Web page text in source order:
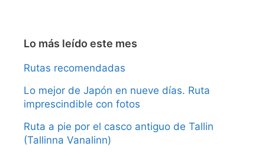
Lo más leído este mes
Rutas recomendadas
Lo mejor de Japón en nueve días. Ruta
imprescindible con fotos
Ruta a pie por el casco antiguo de Tallin
(Tallinna Vanalinn)